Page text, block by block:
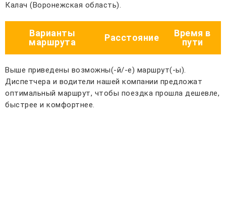
Калач (Воронежская область).
Варианты
маршрута
Расстояние
Время в
пути
Выше приведены возможны(-й/-е) маршрут(-ы).
Диспетчера и водители нашей компании предложат
оптимальный маршрут, чтобы поездка прошла дешевле,
быстрее и комфортнее.